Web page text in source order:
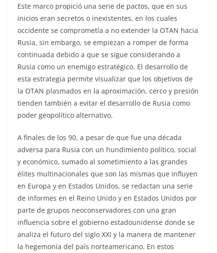
Este marco propició una serie de pactos, que en sus
inicios eran secretos o inexistentes, en los cuales
occidente se comprometía a no extender la OTAN hacia
Rusia, sin embargo, se empiezan a romper de forma
continuada debido a que se sigue considerando a
Rusia como un enemigo estratégico. El desarrollo de
esta estrategia permite visualizar que los objetivos de
la OTAN plasmados en la aproximación, cerco y presión
tienden también a evitar el desarrollo de Rusia como
poder geopolítico alternativo.
A finales de los 90, a pesar de que fue una década
adversa para Rusia con un hundimiento político, social
y económico, sumado al sometimiento a las grandes
élites multinacionales que son las mismas que influyen
en Europa y en Estados Unidos, se redactan una serie
de informes en el Reino Unido y en Estados Unidos por
parte de grupos neoconservadores con una gran
influencia sobre el gobierno estadounidense donde se
analiza el futuro del siglo XXI y la manera de mantener
la hegemonía del país norteamericano. En estos